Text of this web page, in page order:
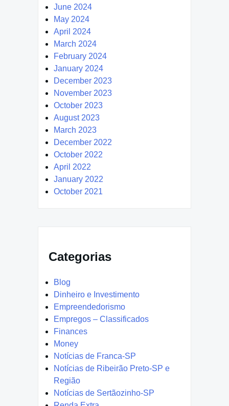
June 2024
May 2024
April 2024
March 2024
February 2024
January 2024
December 2023
November 2023
October 2023
August 2023
March 2023
December 2022
October 2022
April 2022
January 2022
October 2021
Categorias
Blog
Dinheiro e Investimento
Empreendedorismo
Empregos – Classificados
Finances
Money
Notícias de Franca-SP
Notícias de Ribeirão Preto-SP e
Região
Notícias de Sertãozinho-SP